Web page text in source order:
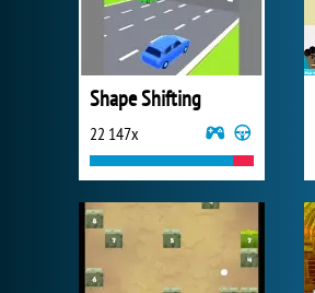
Shape Shifting
22 147x